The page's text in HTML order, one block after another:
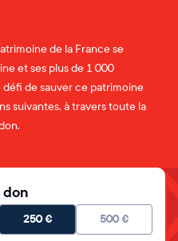
de la France se
et ses plus de 1 000
de sauver ce patrimoine
suivantes, à travers toute la
don
250€ 500 €